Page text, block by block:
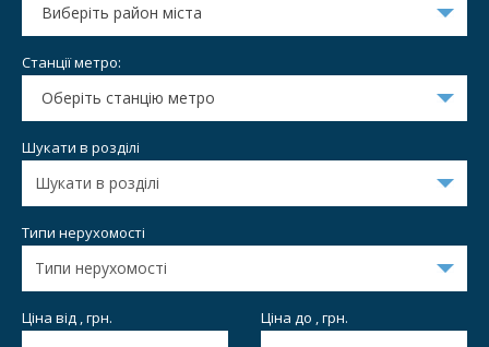
Виберіть район міста
Станції метро:
Оберіть станцію метро
Шукати в розділі
Типи нерухомості
Ціна від , грн. Ціна до , грн.